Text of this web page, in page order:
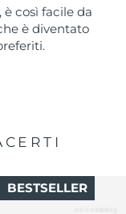
è così facile da
è diventato
BESTSELLER